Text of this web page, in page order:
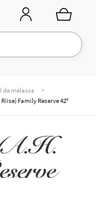
Rechercher
mélasse
>
Family Reserve 42°